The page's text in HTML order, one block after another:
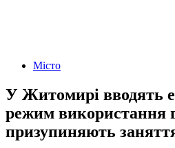
Місто
У Житомирі вводять
режим використання
призупиняють